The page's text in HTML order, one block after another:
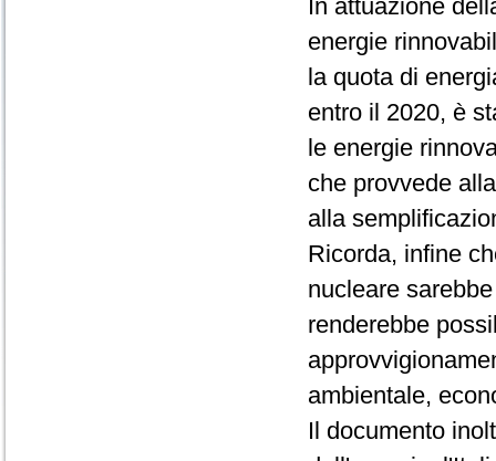
In attuazione
energie
la quota di
entro il 2020, è
le energie
che provvede
alla
Ricorda, infine
nucleare
renderebbe
ambientale,
Il documento